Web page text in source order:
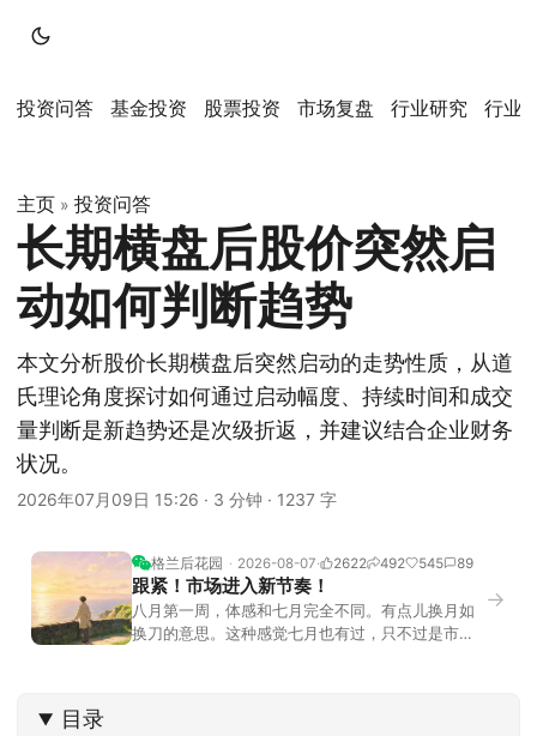
投资问答 基金投资 股票投资 市场复盘 行业研究 行业
主页 » 投资问答
长期横盘后股价突然启
动如何判断趋势
本文分析股价长期横盘后突然启动的走势性质，从道
氏理论角度探讨如何通过启动幅度、持续时间和成交
量判断是新趋势还是次级折返，并建议结合企业财务
状况。
2026年07月09日 15:26 · 3 分钟 · 1237 字
格兰后花园 2026-08-07 2622 492 545 89
跟紧！市场进入新节奏！
八月第一周，体感和七月完全不同。有点儿换月如
换刀的意思。这种感觉七月也有过，只不过是市场
→
目录